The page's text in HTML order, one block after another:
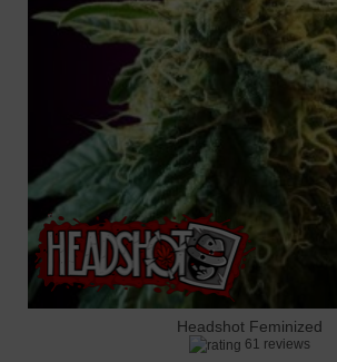
Headshot Feminized
61 reviews